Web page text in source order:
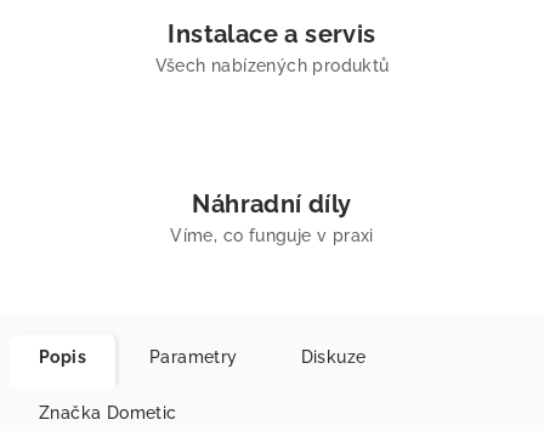
Instalace a servis
Všech nabízených produktů
Náhradní díly
Víme, co funguje v praxi
Popis Parametry Diskuze
Značka Dometic